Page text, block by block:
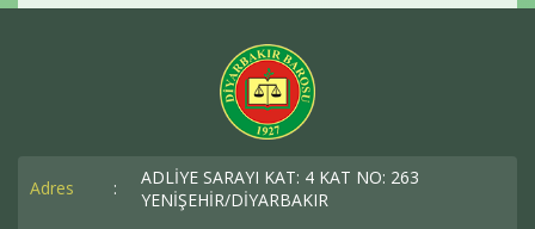
Adres :
ADLİYE SARAYI KAT: 4 KAT NO: 263
YENİŞEHİR/DİYARBAKIR